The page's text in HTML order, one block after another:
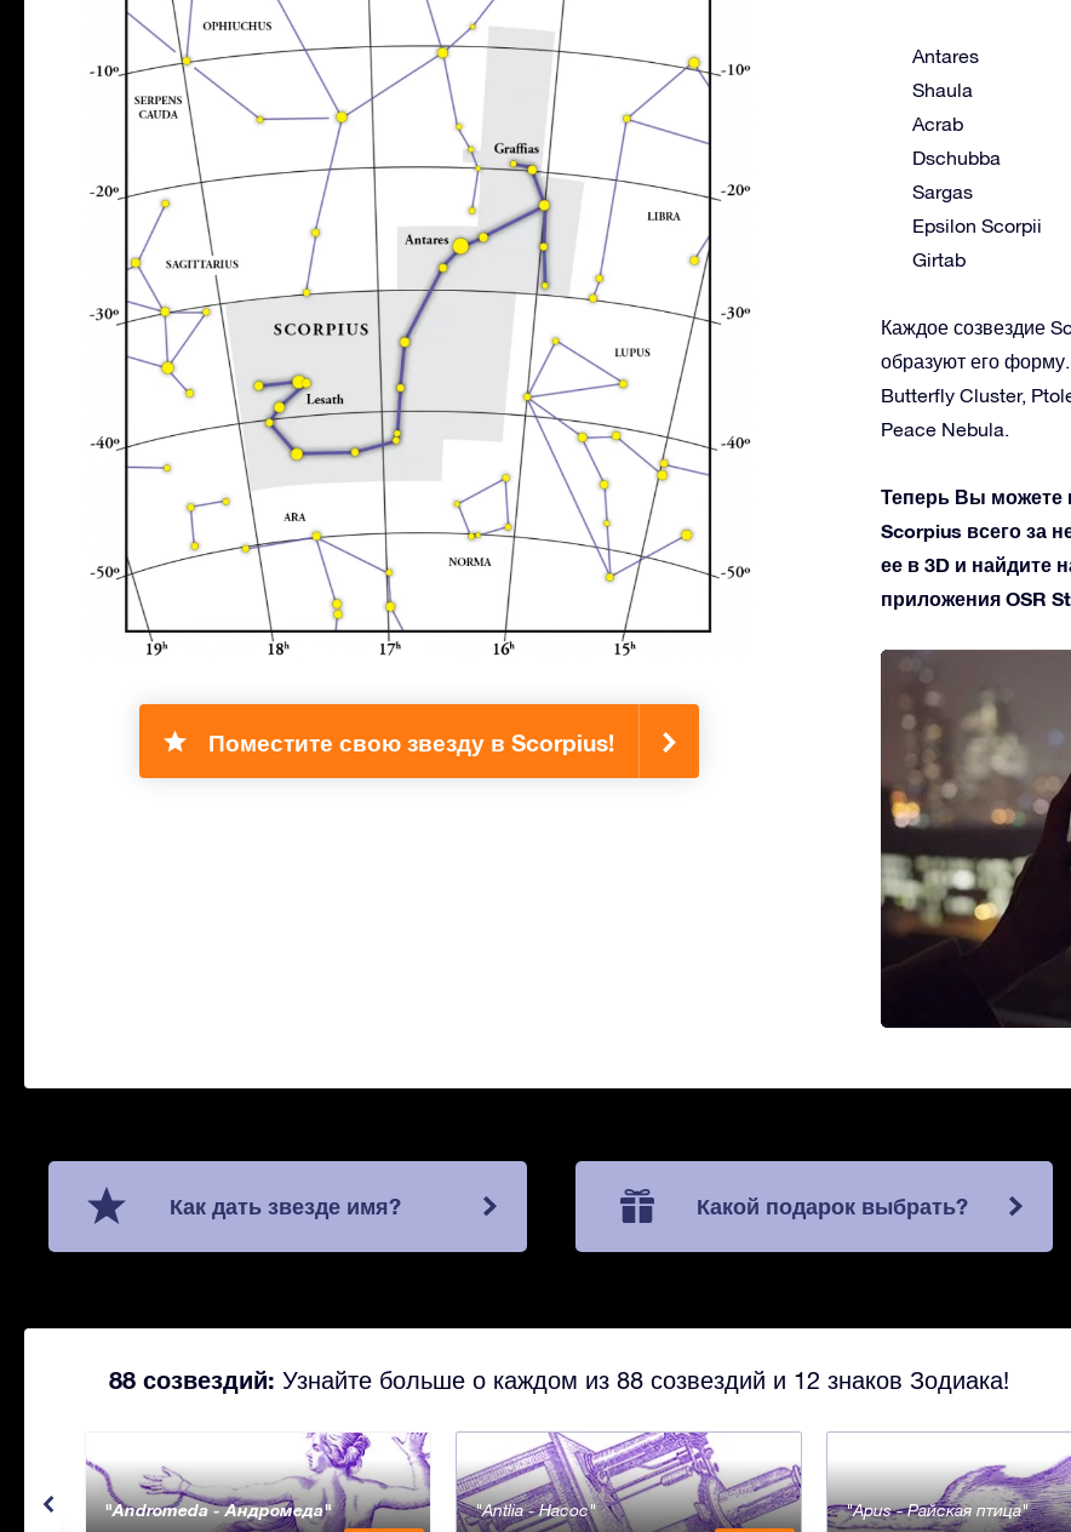
Поместите свою звезду в Scorpius!
Antares
Shaula
Acrab
Dschubba
Sargas
Epsilon Scorpii
Girtab
Каждое созвездие
образуют его
Butterfly Cluster,
Peace Nebula.
Теперь Вы можете
Scorpius всего за
ее в 3D и найдите
приложения OSR
Как дать звезде имя? Какой подарок выбрать?
88 созвездий: Узнайте больше о каждом из 88 созвездий и 12 знаков Зодиака!
Andromeda - Андромеда Antlia - Насос Apus - Райская птица